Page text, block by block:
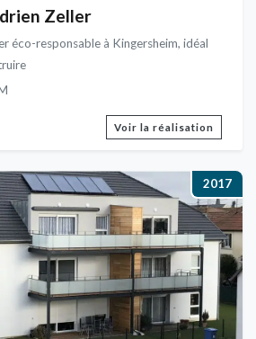
Zeller
éco-responsable à Kingersheim, idéal
Voir la réalisation
2017